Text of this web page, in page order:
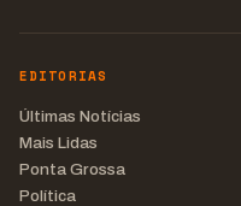
EDITORIAS
Últimas Notícias
Mais Lidas
Ponta Grossa
Política